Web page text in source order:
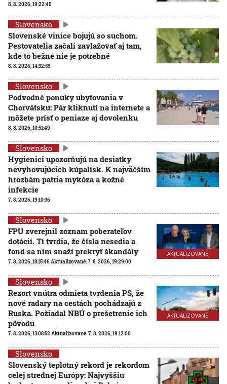
8. 8. 2026, 19:22:45
Slovensko
Slovenské vinice bojujú so suchom.
Pestovatelia začali zavlažovať aj tam,
kde to bežne nie je potrebné
8. 8. 2026, 14:32:55
Slovensko
Podvodné ponuky ubytovania v
Chorvátsku: Pár kliknutí na internete a
môžete prísť o peniaze aj dovolenku
8. 8. 2026, 10:51:49
Slovensko
Hygienici upozorňujú na desiatky
nevyhovujúcich kúpalísk. K najväčším
hrozbám patria mykóza a kožné
infekcie
7. 8. 2026, 19:10:36
AKTUALIZOVANÉ
Slovensko
FPU zverejnil zoznam poberateľov
dotácií. Tí tvrdia, že čísla nesedia a
fond sa ním snaží prekryť škandály
7. 8. 2026, 18:15:46Aktualizované:7. 8. 2026, 19:29:00
AKTUALIZOVANÉ
Slovensko
Rezort vnútra odmieta tvrdenia PS, že
nové radary na cestách pochádzajú z
Ruska. Požiadal NBÚ o prešetrenie ich
pôvodu
7. 8. 2026, 13:08:52Aktualizované:7. 8. 2026, 19:12:00
Slovensko
Slovenský teplotný rekord je rekordom
celej strednej Európy: Najvyššiu